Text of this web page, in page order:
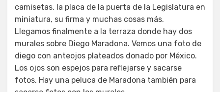
camisetas, la placa de la puerta de la Legislatura en
miniatura, su firma y muchas cosas más.
Llegamos finalmente a la terraza donde hay dos
murales sobre Diego Maradona. Vemos una foto de
diego con anteojos plateados donado por México.
Los ojos son espejos para reflejarse y sacarse
fotos. Hay una peluca de Maradona también para